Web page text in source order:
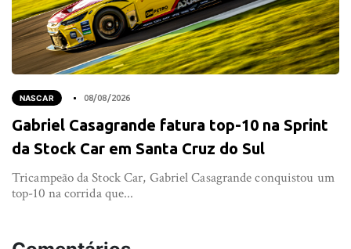
NASCAR 08/08/2026
Gabriel Casagrande fatura top-10 na Sprint
da Stock Car em Santa Cruz do Sul
Tricampeão da Stock Car, Gabriel Casagrande conquistou um
top-10 na corrida que...